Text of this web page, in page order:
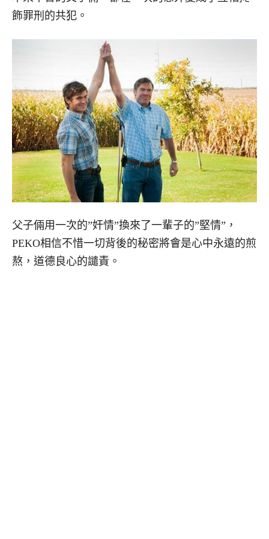
飾罪刑的共犯。
父子倆用一次的”奸情”換來了一輩子的”堅情”，
PEKO相信不惜一切背後的秘密將會是心中永遠的煎
熬，道德良心的譴責。